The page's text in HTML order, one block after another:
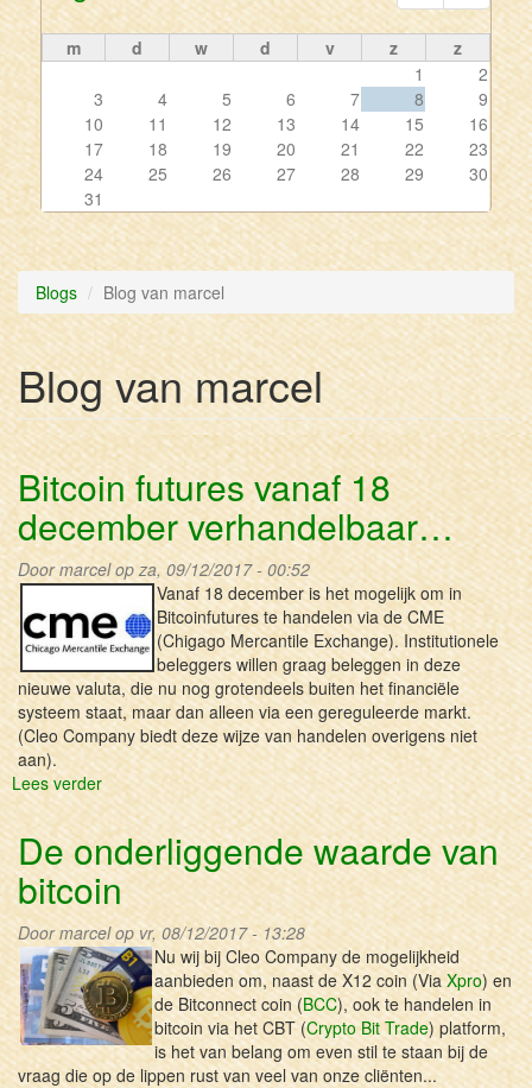
m d w d v z
z
1
2
3
4 5 6 7 8
9
10
11 12 13 14 15
16
17
18 19 20 21 22
23
24
25 26 27 28 29
30
31
Blogs Blog van marcel
Blog van marcel
Bitcoin futures vanaf 18
december verhandelbaar…
Doormarcelop za, 09/12/2017 - 00:52
Vanaf 18 december is het mogelijk om in
Bitcoinfutures te handelen via de CME
(Chigago Mercantile Exchange). Institutionele
beleggers willen graag beleggen in deze
nieuwe valuta, die nu nog grotendeels buiten het financiële
systeem staat, maar dan alleen via een gereguleerde markt.
(Cleo Company biedt deze wijze van handelen overigens niet
aan).
Lees verderover
Bitcoin
futures
vanaf
18
december
verhandelbaar…
De onderliggende waarde van
bitcoin
Doormarcelop vr, 08/12/2017 - 13:28
Nu wij bij Cleo Company de mogelijkheid
aanbieden om, naast de X12 coin (ViaXpro) en
de Bitconnect coin (BCC), ook te handelen in
bitcoin via het CBT (Crypto Bit Trade) platform,
is het van belang om even stil te staan bij de
vraag die op de lippen rust van veel van onze cliënten...